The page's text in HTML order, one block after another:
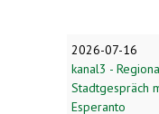
2026-07-16
kanal3 -
Stadtgespräch
Esperanto